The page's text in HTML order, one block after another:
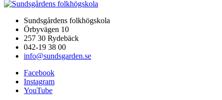
Sundsgårdens folkhögskola
Örbyvägen 10
257 30 Rydebäck
042-19 38 00
info@sundsgarden.se
Facebook
Instagram
YouTube